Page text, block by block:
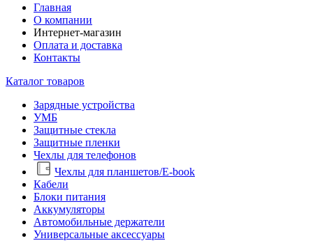
Главная
О компании
Интернет-магазин
Оплата и доставка
Контакты
Каталог товаров
Зарядные устройства
УМБ
Защитные стекла
Защитные пленки
Чехлы для телефонов
Чехлы для планшетов/E-book
Кабели
Блоки питания
Аккумуляторы
Автомобильные держатели
Универсальные аксессуары